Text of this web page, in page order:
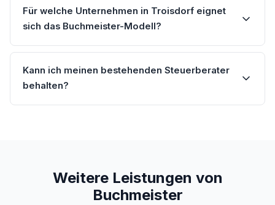
Für welche Unternehmen in Troisdorf eignet
sich das Buchmeister-Modell?
Kann ich meinen bestehenden Steuerberater
behalten?
Weitere Leistungen von
Buchmeister